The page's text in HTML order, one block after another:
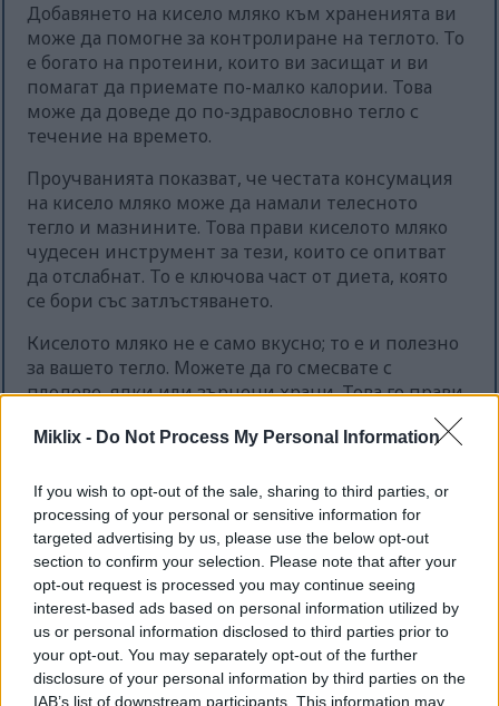
Miklix - Do Not Process My Personal Information
If you wish to opt-out of the sale, sharing to third parties, or
processing of your personal or sensitive information for
targeted advertising by us, please use the below opt-out
section to confirm your selection. Please note that after your
opt-out request is processed you may continue seeing
interest-based ads based on personal information utilized by
us or personal information disclosed to third parties prior to
your opt-out. You may separately opt-out of the further
disclosure of your personal information by third parties on the
IAB’s list of downstream participants. This information may
Добавянето на кисело мляко към храненията ви
може да помогне за контролиране на теглото. То
е богато на протеини, които ви засищат и ви
помагат да приемате по-малко калории. Това
може да доведе до по-здравословно тегло с
течение на времето.
Проучванията показват, че честата консумация
на кисело мляко може да намали телесното
тегло и мазнините. Това прави киселото мляко
чудесен инструмент за тези, които се опитват
да отслабнат. То е ключова част от диета, която
се бори със затлъстяването.
Киселото мляко не е само вкусно; то е и полезно
за вашето тегло. Можете да го смесвате с
плодове, ядки или зърнени храни. Това го прави
лесно за включване в диетата ви, помагайки ви
да постигнете здравословните си цели.
Ефекти на киселото мляко
върху здравето на костите
Киселото мляко е чудесен източник на калций и
фосфор. Тези минерали са ключови за здрави
кости. Редовната консумация на кисело мляко
може да помогне за поддържането на